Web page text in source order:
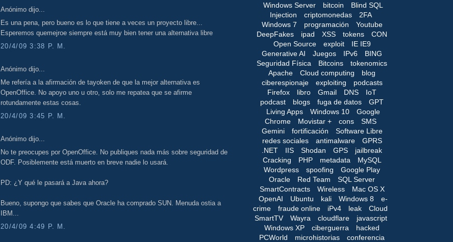
Anónimo dijo...
Es una pena, pero bueno es lo que tiene a veces un proyecto libre...
Esperemos quemejroe siempre está muy bien tener una alternativa libre
20/4/09 3:38 P. M.
Anónimo dijo...
Me refería a la afirmación de tayoken de que la mejor alternativa es
OpenOffice. No apoyo uno u otro, solo me repatea que se afirme
rotundamente estas cosas.
20/4/09 3:45 P. M.
Anónimo dijo...
No te preocupes por OpenOffice. No publiques nada más sobre seguridad de
ODF. Posiblemente está muerto en breve nadie lo usará.
PD: ¿Y qué le pasará a Java ahora?
Bueno, supongo que sabes que Oracle ha comprado SUN. Menuda ostia a
IBM...
20/4/09 4:49 P. M.
Windows Server
bitcoin
Blind SQL
Injection
criptomonedas
2FA
Windows 7
programación
Youtube
DeepFakes
ipad XSS tokens
CON
Open Source
exploit
IE IE9
Generative AI
Juegos IPv6
BING
Seguridad Física
Bitcoins
tokenomics
Apache
Cloud computing
blog
ciberespionaje
exploiting
podcasts
Firefox
libro Gmail DNS
IoT
podcast
blogs fuga de datos
GPT
Living Apps
Windows 10
Google
Chrome
Movistar + cons
SMS
Gemini
fortificación
Software Libre
redes sociales
antimalware
GPRS
.NET
IIS Shodan GPS
jailbreak
Cracking
PHP metadata
MySQL
Wordpress
spoofing
Google Play
Oracle
Red Team
SQL Server
SmartContracts
Wireless
Mac OS X
OpenAI
Ubuntu kali Windows 8
e-
crime
fraude online iPv4 leak
Cloud
SmartTV
Wayra cloudflare
javascript
Windows XP
ciberguerra
hacked
PCWorld
microhistorias
conferencia